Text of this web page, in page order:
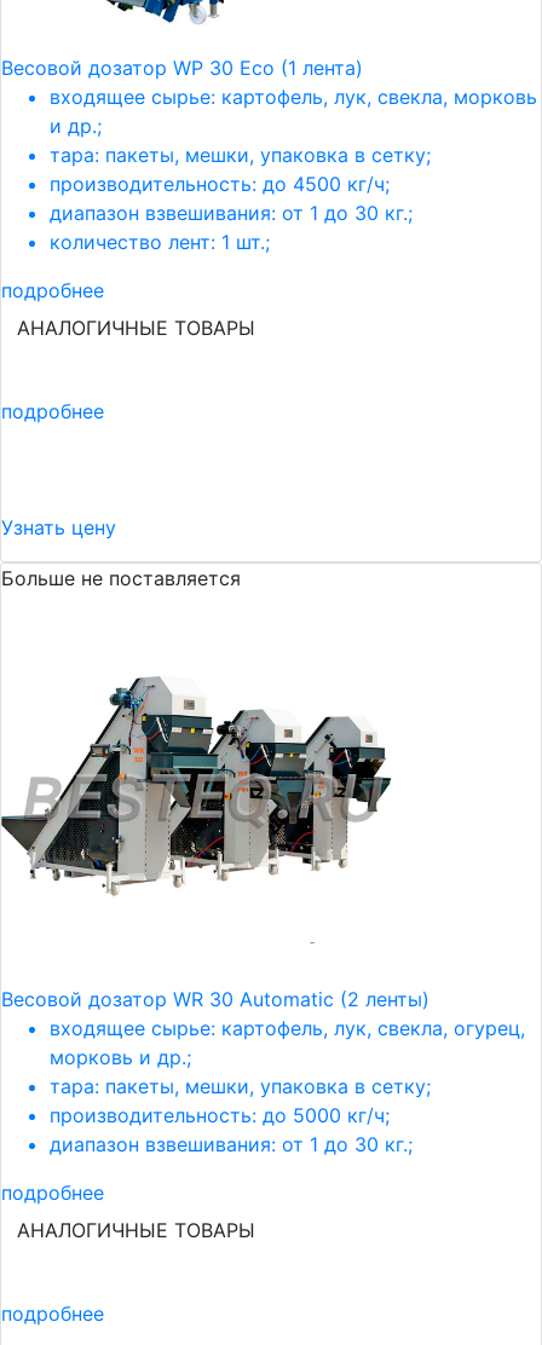
Весовой дозатор WP 30 Eco (1 лента)
входящее сырье: картофель, лук, свекла, морковь
и др.;
тара: пакеты, мешки, упаковка в сетку;
производительность: до 4500 кг/ч;
диапазон взвешивания: от 1 до 30 кг.;
количество лент: 1 шт.;
подробнее
АНАЛОГИЧНЫЕ ТОВАРЫ
подробнее
Узнать цену
Больше не поставляется
Весовой дозатор WR 30 Automatic (2 ленты)
входящее сырье: картофель, лук, свекла, огурец,
морковь и др.;
тара: пакеты, мешки, упаковка в сетку;
производительность: до 5000 кг/ч;
диапазон взвешивания: от 1 до 30 кг.;
подробнее
АНАЛОГИЧНЫЕ ТОВАРЫ
подробнее